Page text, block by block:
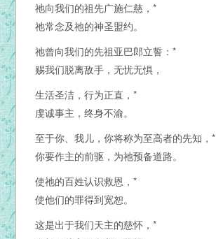
祂向我们的祖先广施仁慈，*
祂常念及祂的神圣盟约。
祂曾向我们的先祖亚巴郎立誓：*
赐我们脱离敌手，无忧无惧，
生活圣洁，行为正直，*
虔诚事主，终身不渝。
至于你、我儿，你将称为至高者的先知，*
你要作主的前驱，为祂预备道路。
使祂的百姓认识救恩，*
使他们的罪得到宽恕。
这是出于我们天主的慈怀，*